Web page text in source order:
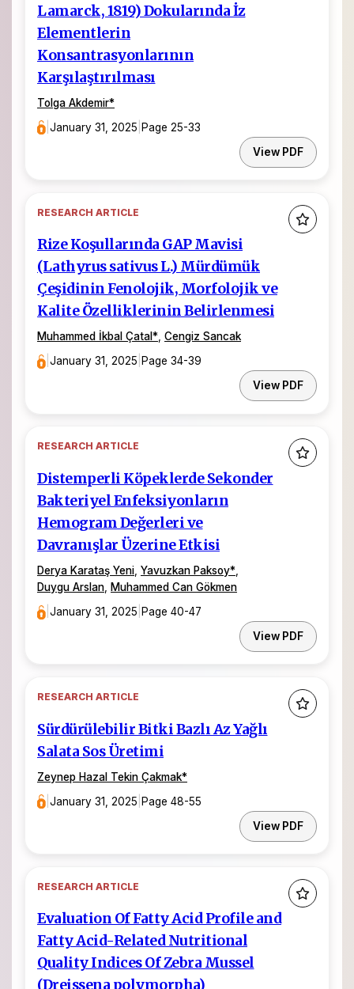
Lamarck, 1819) Dokularında İz
Elementlerin
Konsantrasyonlarının
Karşılaştırılması
Tolga Akdemir*
|January 31, 2025 Page 25-33
View PDF
RESEARCH ARTICLE
Rize Koşullarında GAP Mavisi
(Lathyrus sativus L.) Mürdümük
Çeşidinin Fenolojik, Morfolojik ve
Kalite Özelliklerinin Belirlenmesi
Muhammed İkbal Çatal*, Cengiz Sancak
|January 31, 2025 Page 34-39
View PDF
RESEARCH ARTICLE
Distemperli Köpeklerde Sekonder
Bakteriyel Enfeksiyonların
Hemogram Değerleri ve
Davranışlar Üzerine Etkisi
Derya Karataş Yeni Yavuzkan Paksoy*
Duygu Arslan
Muhammed Can Gökmen
|January 31, 2025 Page 40-47
View PDF
RESEARCH ARTICLE
Sürdürülebilir Bitki Bazlı Az Yağlı
Salata Sos Üretimi
Zeynep Hazal Tekin Çakmak*
|January 31, 2025 |Page 48-55
View PDF
RESEARCH ARTICLE
Evaluation Of Fatty Acid Profile and
Fatty Acid-Related Nutritional
Quality Indices Of Zebra Mussel
(Dreissena polymorpha)